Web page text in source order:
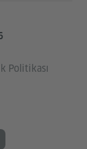
Politikası